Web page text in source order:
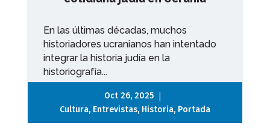
En las últimas décadas, muchos
historiadores ucranianos han intentado
integrar la historia judía en la
historiografía...
Oct 26, 2025 |
Cultura, Entrevistas, Historia, Portada